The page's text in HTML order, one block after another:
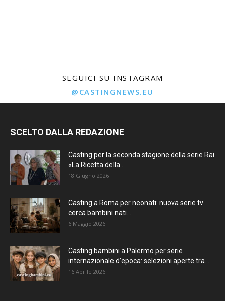
SEGUICI SU INSTAGRAM
@CASTINGNEWS.EU
SCELTO DALLA REDAZIONE
Casting per la seconda stagione della serie Rai
«La Ricetta della...
18 Giugno 2026
Casting a Roma per neonati: nuova serie tv
cerca bambini nati...
6 Maggio 2026
Casting bambini a Palermo per serie
internazionale d’epoca: selezioni aperte tra...
16 Aprile 2026